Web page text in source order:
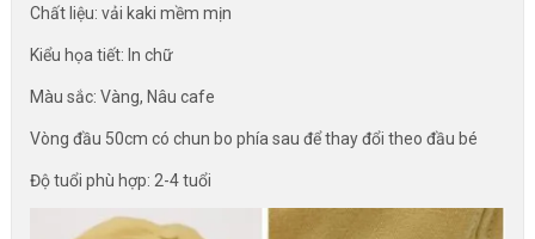
Chất liệu: vải kaki mềm mịn
Kiểu họa tiết: In chữ
Màu sắc: Vàng, Nâu cafe
Vòng đầu 50cm có chun bo phía sau để thay đổi theo đầu bé
Độ tuổi phù hợp: 2-4 tuổi